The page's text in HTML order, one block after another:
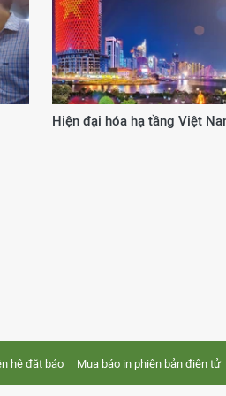
20 năm kiến tạo giá trị
hệ đặt báo Mua báo in phiên bản điện tử